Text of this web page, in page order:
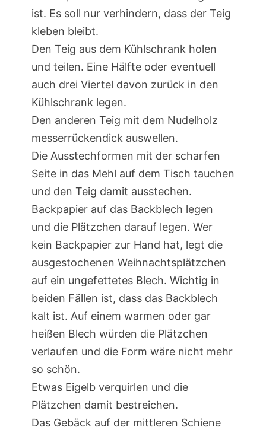
ist. Es soll nur verhindern, dass der Teig
kleben bleibt.
Den Teig aus dem Kühlschrank holen
und teilen. Eine Hälfte oder eventuell
auch drei Viertel davon zurück in den
Kühlschrank legen.
Den anderen Teig mit dem Nudelholz
messerrückendick auswellen.
Die Ausstechformen mit der scharfen
Seite in das Mehl auf dem Tisch tauchen
und den Teig damit ausstechen.
Backpapier auf das Backblech legen
und die Plätzchen darauf legen. Wer
kein Backpapier zur Hand hat, legt die
ausgestochenen Weihnachtsplätzchen
auf ein ungefettetes Blech. Wichtig in
beiden Fällen ist, dass das Backblech
kalt ist. Auf einem warmen oder gar
heißen Blech würden die Plätzchen
verlaufen und die Form wäre nicht mehr
so schön.
Etwas Eigelb verquirlen und die
Plätzchen damit bestreichen.
Das Gebäck auf der mittleren Schiene